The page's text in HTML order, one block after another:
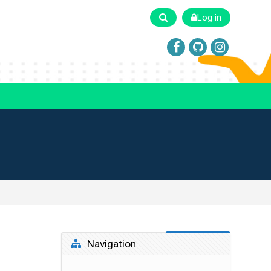
Log in
Skip Navigation
Navigation